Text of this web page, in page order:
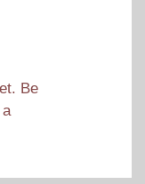
Be